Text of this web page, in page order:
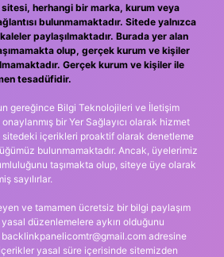
herhangi bir marka, kurum veya
bulunmamaktadır. Sitede yalnızca
paylaşılmaktadır. Burada yer alan
olup, gerçek kurum ve kişiler
Gerçek kurum ve kişiler ile
tesadüfidir.
gereğince Bilgi Teknolojileri ve İletişim
bir Yer Sağlayıcı olarak hizmet
sitedeki içerikleri proaktif olarak denetleme
bulunmamaktadır. Ancak, üyelerimiz
taşımakta olup, siteye üye olarak
sayılırlar.
ve tamamen ücretsiz bir bilgi paylaşım
düzenlemelere aykırı olduğunu
backlinkpanelicomtr@gmail.com adresine
yasal süre içerisinde sitemizden